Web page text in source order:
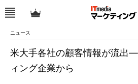
ニュース
米大手各社の顧客情報が流出
ィング企業から